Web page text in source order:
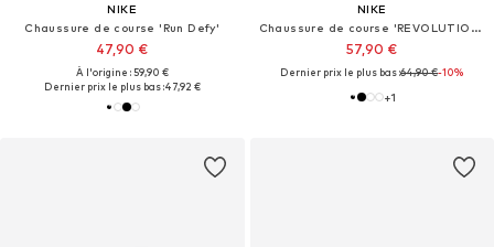
NIKE
Chaussure de course 'Run Defy'
47,90 €
À l'origine : 59,90 €
Dernier prix le plus bas :47,92 €
NIKE
Chaussure de course 'REVOLUTION 8'
57,90 €
Dernier prix le plus bas :64,90 €-10%
+1